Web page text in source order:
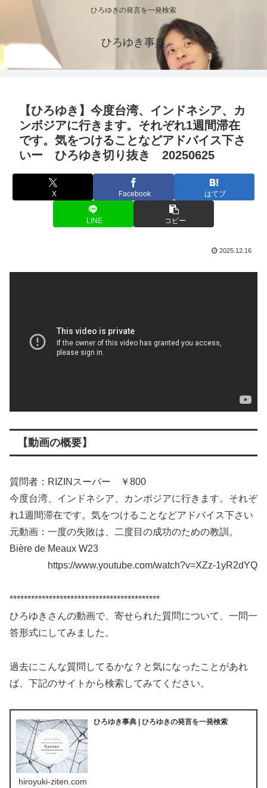
ひろゆきの発言を一発検索
ひろゆき事典
【ひろゆき】今度台湾、インドネシア、カ
ンボジアに行きます。それぞれ1週間滞在
です。気をつけることなどアドバイス下さ
いー ひろゆき切り抜き 20250625
X Facebook はてブ
LINE コピー
2025.12.16
【動画の概要】
質問者：RIZINスーパー ￥800
今度台湾、インドネシア、カンボジアに行きます。それぞ
れ1週間滞在です。気をつけることなどアドバイス下さい
元動画：一度の失敗は、二度目の成功のための教訓。
Bière de Meaux W23
https://www.youtube.com/watch?v=XZz-1yR2dYQ
******************************************
ひろゆきさんの動画で、寄せられた質問について、一問一
答形式にしてみました。
過去にこんな質問してるかな？と気になったことがあれ
ば、下記のサイトから検索してみてください。
ひろゆき事典 | ひろゆきの発言を一発検索
hiroyuki-ziten.com